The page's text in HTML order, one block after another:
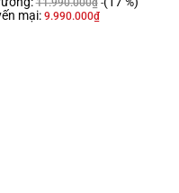
11.990.000₫
mại: 9.990.000₫